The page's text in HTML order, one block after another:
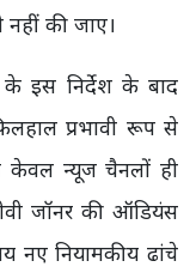
नहीं की जाए।
इस निर्देश के बाद
प्रभावी रूप से
न्यूज चैनलों ही
जॉनर की ऑडियंस
नए नियामकीय ढांचे